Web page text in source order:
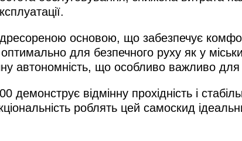
основою, що забезпечує
для безпечного руху як у
автономність, що особливо важливо для
відмінну прохідність і
роблять цей самоскид